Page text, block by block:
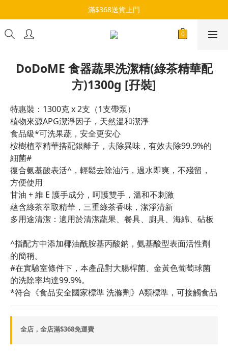
滿$368送貨上門
DoDoME 食器蔬果洗潔精(綠茶精華配
方)1300g [孖裝]
特惠裝：1300克 x 2支（1支帶泵）
植物來源APG潔淨因子，天然溫和潔淨
食品級*可洗果蔬，安全更安心
桉樹植萃精華搭配銀離子，去除異味，有效去除99.9%的
細菌#
復合氨基酸表活^，輕鬆去除油污，過水即爽，不殘留，
方便使用
甘油 + 維 E 護手成分，呵護雙手，溫和不刺激
蘊含綠茶萃取精華，三重綠茶香味，潔淨清新
多用途清潔：適用於清潔蔬果、餐具、廚具、海綿、砧板
^指配方中添加椰油酰胺基丙酸鈉，氨基酸型表面活性劑
的簡稱。
#在實驗室條件下，本產品對大腸桿菌、金黃色葡萄球菌
的洗除率均達99.9%。
*符合《食品安全國家標準 洗滌劑》A類標準，可接觸食品
全店，全店滿$368免運費